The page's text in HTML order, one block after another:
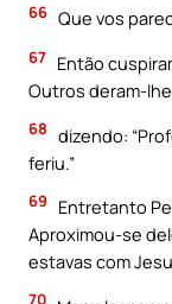
66 Que vos
67 Então
Outros deram-
68 dizendo:
feriu.”
69
Entretanto
Aproximou-se
estavas com
70